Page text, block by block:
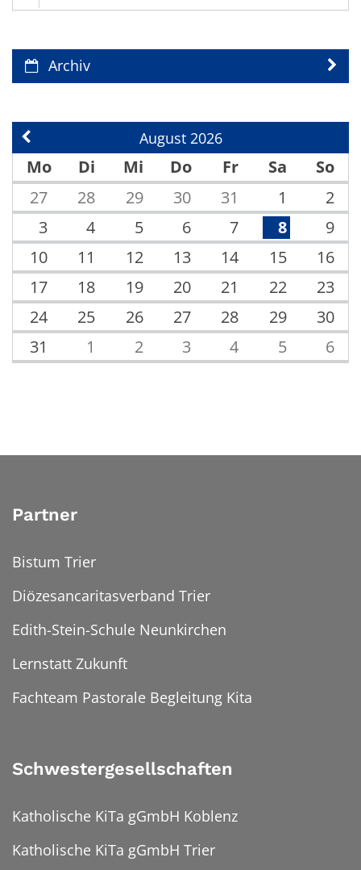
Archiv
Vorherige Seite August 2026
Mo Di Mi Do Fr Sa
So
27
28 29 30 31 1
2
3
4 5 6 7 8
9
10
11 12 13 14 15
16
17
18 19 20 21 22
23
24
25 26 27 28 29
30
31
1 2 3 4 5 6
Partner
Bistum Trier
Diözesancaritasverband Trier
Edith-Stein-Schule Neunkirchen
Lernstatt Zukunft
Fachteam Pastorale Begleitung Kita
Schwestergesellschaften
Katholische KiTa gGmbH Koblenz
Katholische KiTa gGmbH Trier